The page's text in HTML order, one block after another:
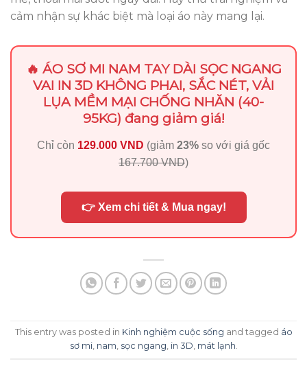
cảm nhận sự khác biệt mà loại áo này mang lại.
🔥 ÁO SƠ MI NAM TAY DÀI SỌC NGANG
VAI IN 3D KHÔNG PHAI, SẮC NÉT, VẢI
LỤA MỀM MẠI CHỐNG NHĂN (40-
95KG) đang giảm giá!
Chỉ còn 129.000 VND (giảm 23% so với giá gốc
167.700 VND)
👉 Xem chi tiết & Mua ngay!
This entry was posted in Kinh nghiệm cuộc sống and tagged áo
sơ mi, nam sọc ngang in 3D mát lạnh